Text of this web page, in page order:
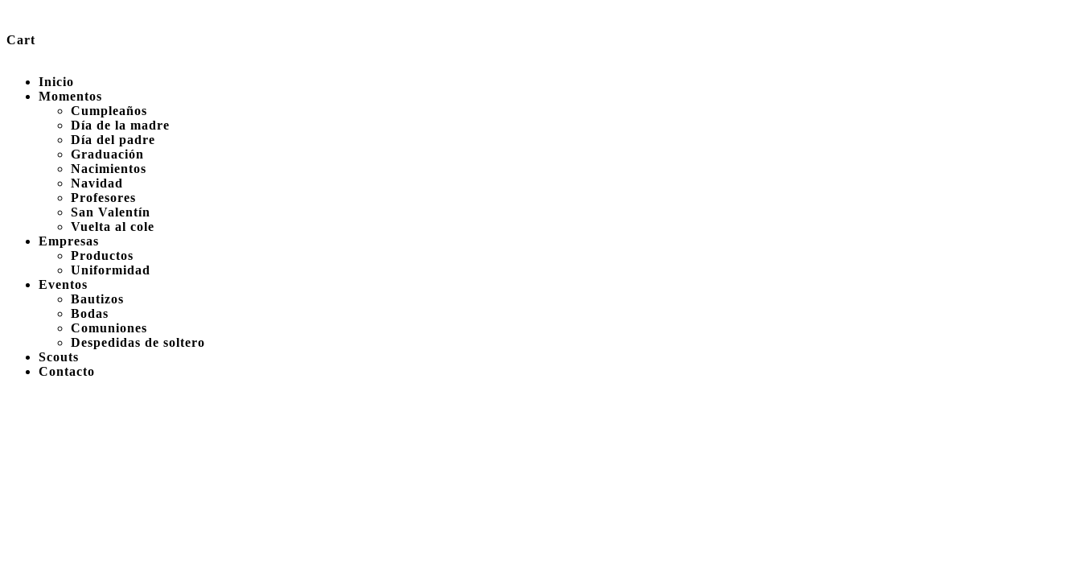
Cart
Inicio
Momentos
Cumpleaños
Día de la madre
Día del padre
Graduación
Nacimientos
Navidad
Profesores
San Valentín
Vuelta al cole
Empresas
Productos
Uniformidad
Eventos
Bautizos
Bodas
Comuniones
Despedidas de soltero
Scouts
Contacto